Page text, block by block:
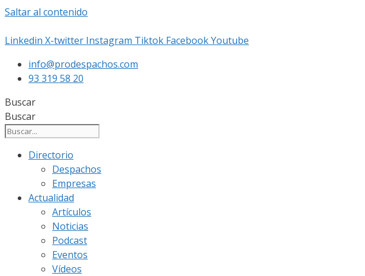
Saltar al contenido
Linkedin X-twitter Instagram Tiktok FacebookYoutube
info@prodespachos.com
93 319 58 20
Buscar
Buscar
Directorio
Despachos
Empresas
Actualidad
Artículos
Noticias
Podcast
Eventos
Vídeos